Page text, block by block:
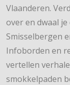
Vlaanderen.
over en dwaal
Smisselbergen
Infoborden en
vertellen
smokkelpaden